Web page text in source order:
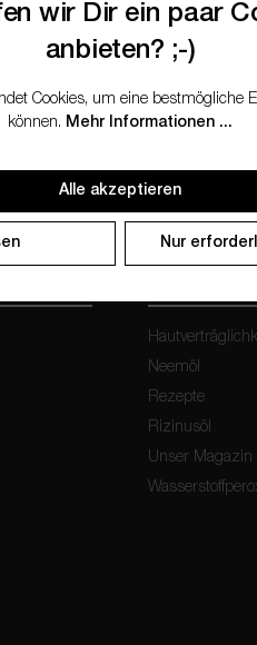
Neemöl
Rezepte
Rizinusöl
Unser Magazin
wir Dir ein paar
anbieten? ;-)
Cookies, um eine bestmögliche
können. Mehr Informationen ...
Alle akzeptieren
Nur